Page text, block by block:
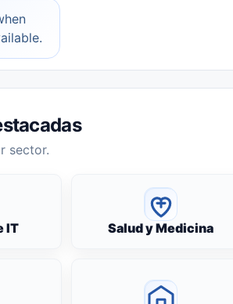
sector.
IT Salud y Medicina